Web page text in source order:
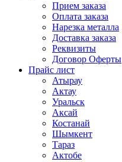
Прием заказа
Оплата заказа
Нарезка металла
Доставка заказа
Реквизиты
Договор Оферты
Прайс лист
Атырау
Актау
Уральск
Аксай
Костанай
Шымкент
Тараз
Актобе